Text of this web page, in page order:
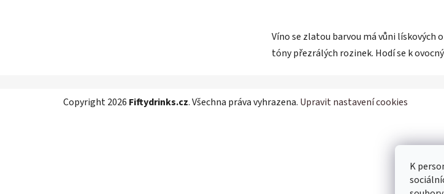
K
Víno se zlatou barvou má vůni lískových
tóny přezrálých rozinek. Hodí se k
Copyright 2026 Fiftydrinks.cz. Všechna práva vyhrazena. Upravit nastavení cookies